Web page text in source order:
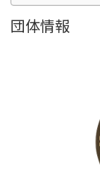
団体情報